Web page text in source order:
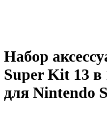
Набор
Super Kit 13
для Nintendo